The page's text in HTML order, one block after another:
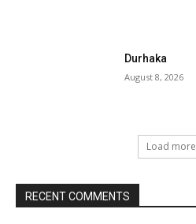
Durhaka
August 8, 2026
Load more
RECENT COMMENTS